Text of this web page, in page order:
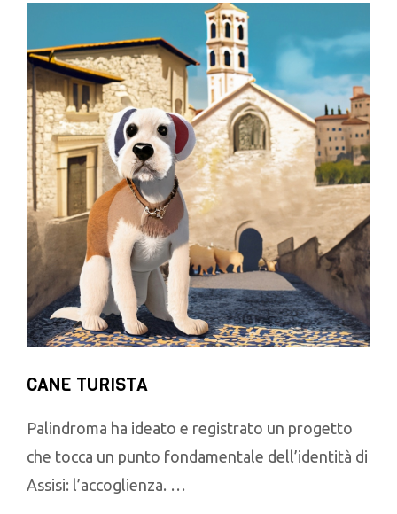
CANE TURISTA
Palindroma ha ideato e registrato un progetto
che tocca un punto fondamentale dell’identità di
Assisi: l’accoglienza. …